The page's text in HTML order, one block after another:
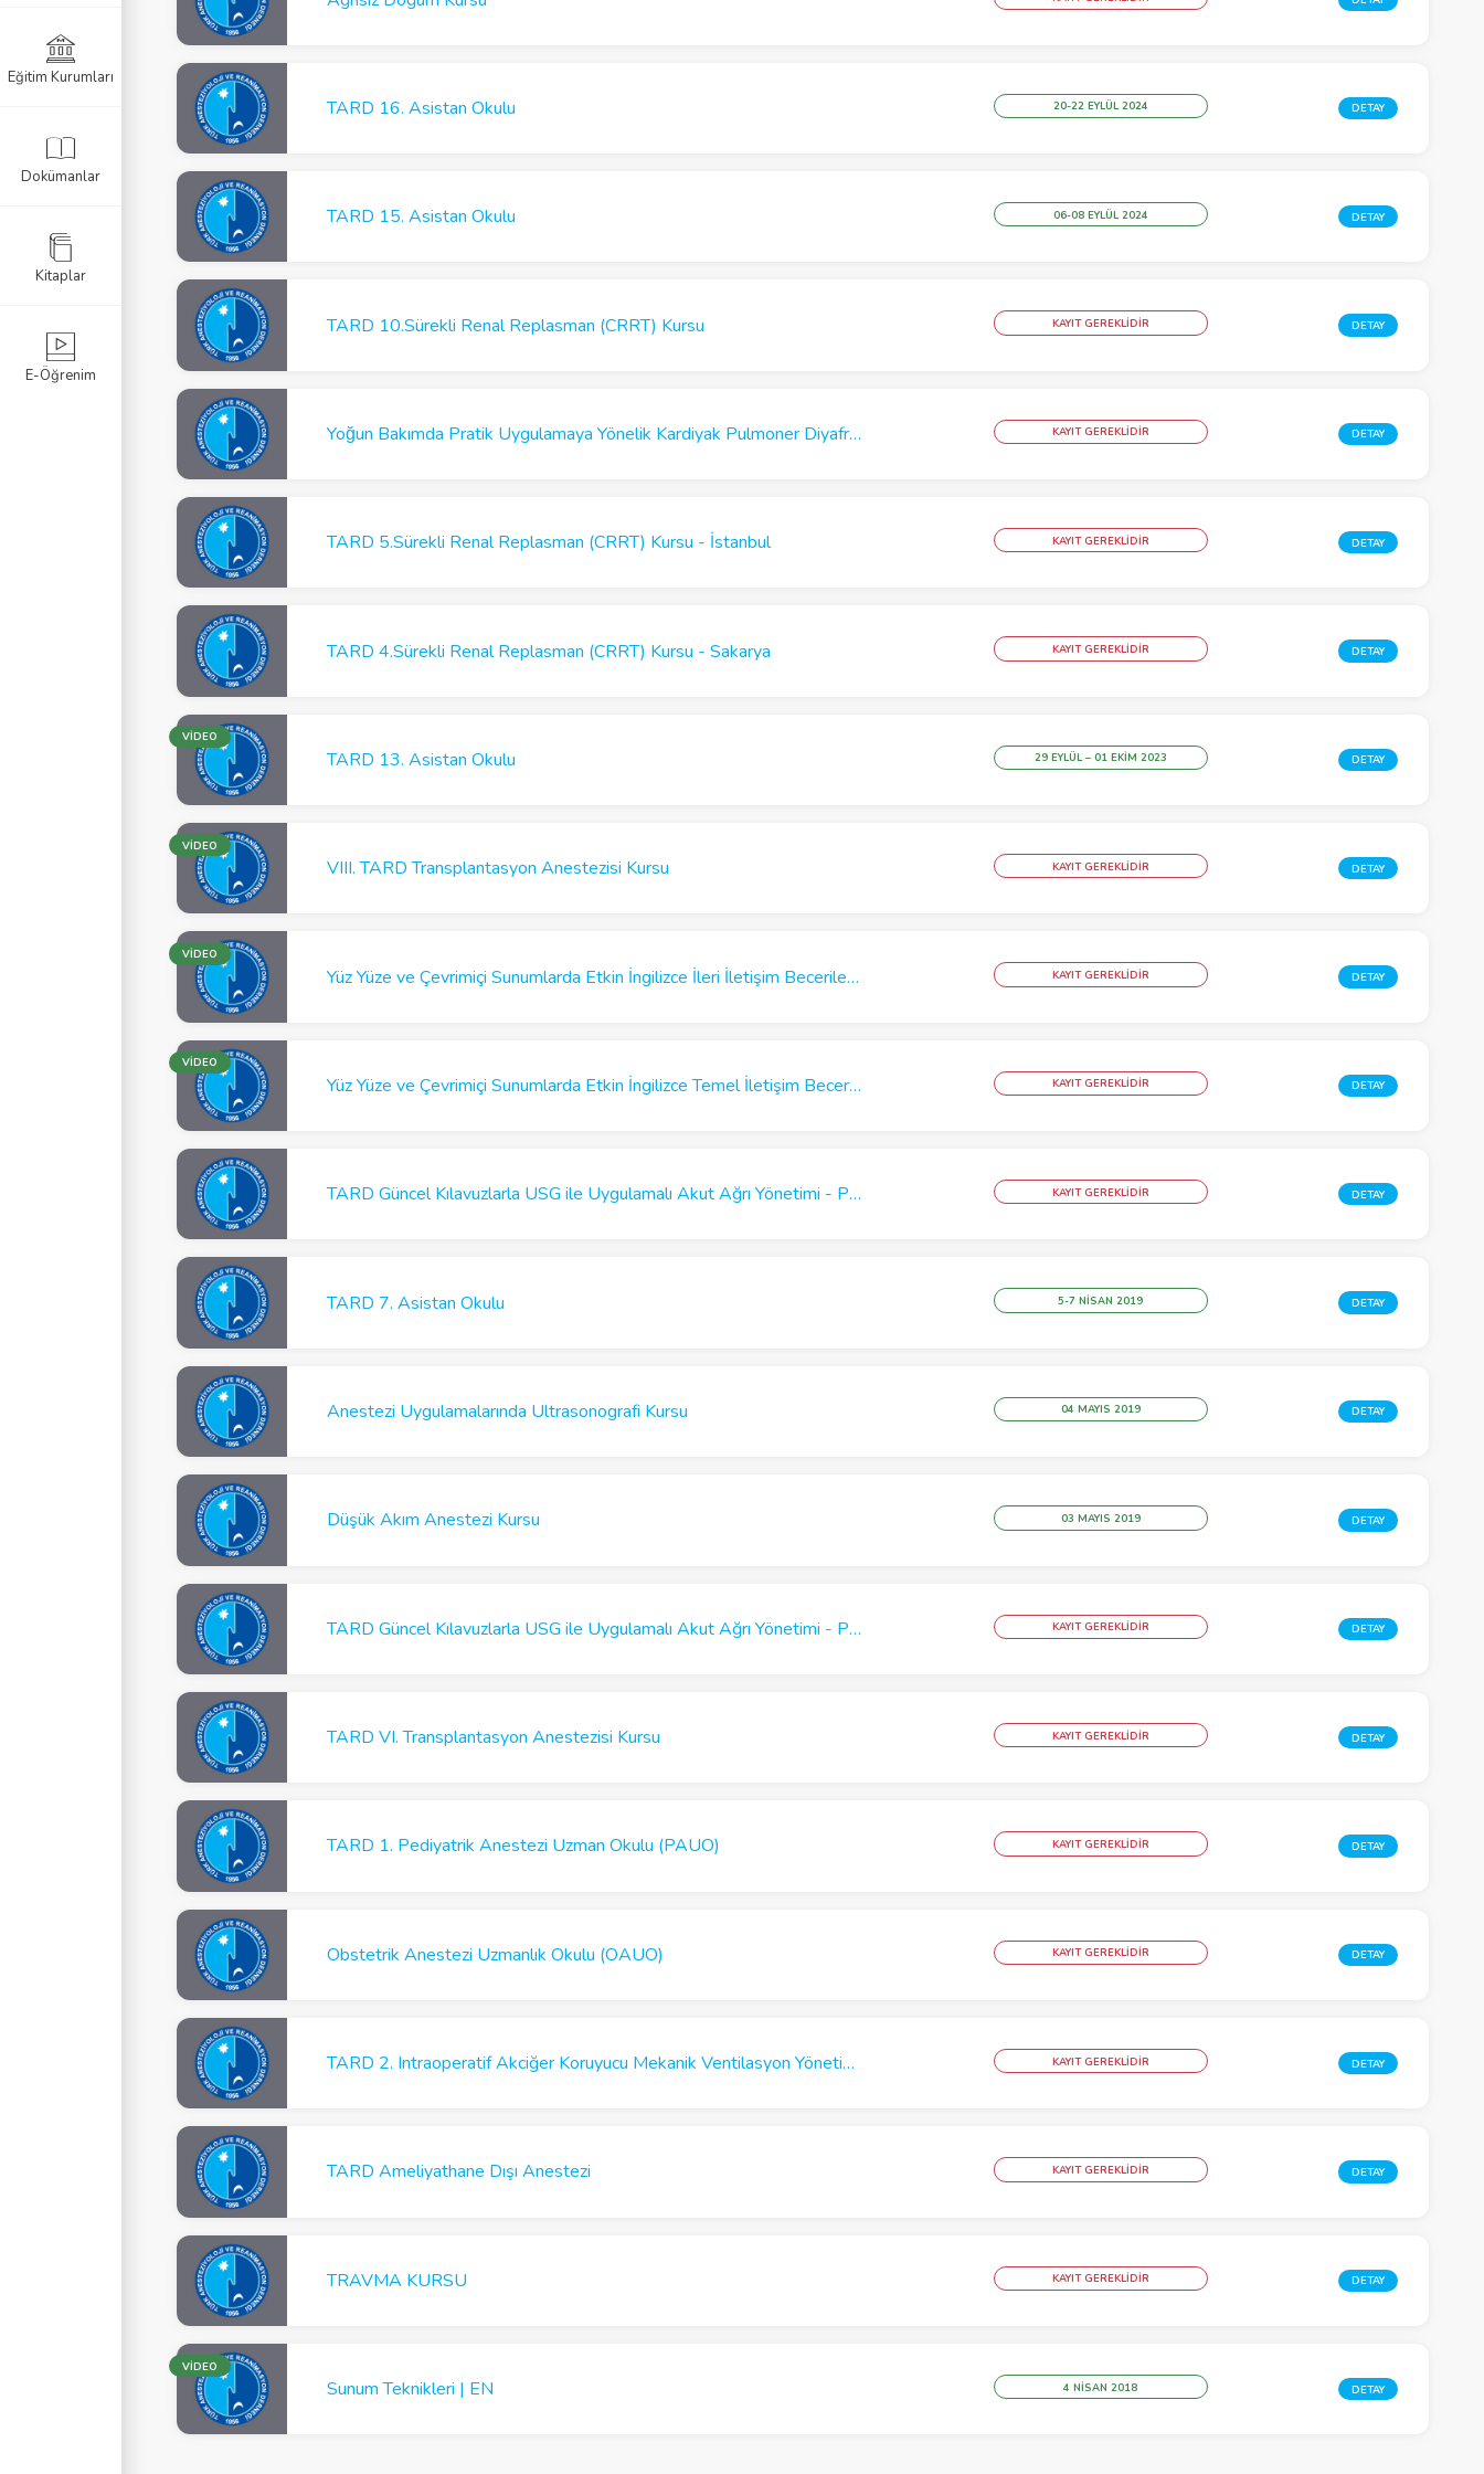
TARD 16. Asistan Okulu 20-22 EYLÜL 2024 DETAY
TARD 15. Asistan Okulu 06-08 EYLÜL 2024 DETAY
TARD 10.Sürekli Renal Replasman (CRRT) Kursu KAYIT GEREKLİDİR DETAY
Yoğun Bakımda Pratik Uygulamaya Yönelik Kardiyak Pulmoner Diyafragmatik USG Kursu KAYIT GEREKLİDİR DETAY
TARD 5.Sürekli Renal Replasman (CRRT) Kursu - İstanbul KAYIT GEREKLİDİR DETAY
TARD 4.Sürekli Renal Replasman (CRRT) Kursu - Sakarya KAYIT GEREKLİDİR DETAY
VİDEO
TARD 13. Asistan Okulu 29 EYLÜL – 01 EKIM 2023 DETAY
VİDEO
VIII. TARD Transplantasyon Anestezisi Kursu KAYIT GEREKLİDİR DETAY
VİDEO
Yüz Yüze ve Çevrimiçi Sunumlarda Etkin İngilizce İleri İletişim Becerileri Kursu KAYIT GEREKLİDİR DETAY
VİDEO
Yüz Yüze ve Çevrimiçi Sunumlarda Etkin İngilizce Temel İletişim Becerileri Kursu KAYIT GEREKLİDİR DETAY
TARD Güncel Kılavuzlarla USG ile Uygulamalı Akut Ağrı Yönetimi - Postoperatif Analjezi Kursu - Gaziantep KAYIT GEREKLİDİR DETAY
TARD 7. Asistan Okulu 5-7 NISAN 2019 DETAY
Anestezi Uygulamalarında Ultrasonografi Kursu 04 MAYIS 2019 DETAY
Düşük Akım Anestezi Kursu 03 MAYIS 2019 DETAY
TARD Güncel Kılavuzlarla USG ile Uygulamalı Akut Ağrı Yönetimi - Postoperatif Analjezi Kursu - Konya KAYIT GEREKLİDİR DETAY
TARD VI. Transplantasyon Anestezisi Kursu KAYIT GEREKLİDİR DETAY
TARD 1. Pediyatrik Anestezi Uzman Okulu (PAUO) KAYIT GEREKLİDİR DETAY
Obstetrik Anestezi Uzmanlık Okulu (OAUO) KAYIT GEREKLİDİR DETAY
TARD 2. Intraoperatif Akciğer Koruyucu Mekanik Ventilasyon Yönetimi Kursu KAYIT GEREKLİDİR DETAY
TARD Ameliyathane Dışı Anestezi KAYIT GEREKLİDİR DETAY
TRAVMA KURSU KAYIT GEREKLİDİR DETAY
VİDEO
Sunum Teknikleri | EN 4 NISAN 2018 DETAY
Eğitim Kurumları
Dokümanlar
Kitaplar
E-Öğrenim